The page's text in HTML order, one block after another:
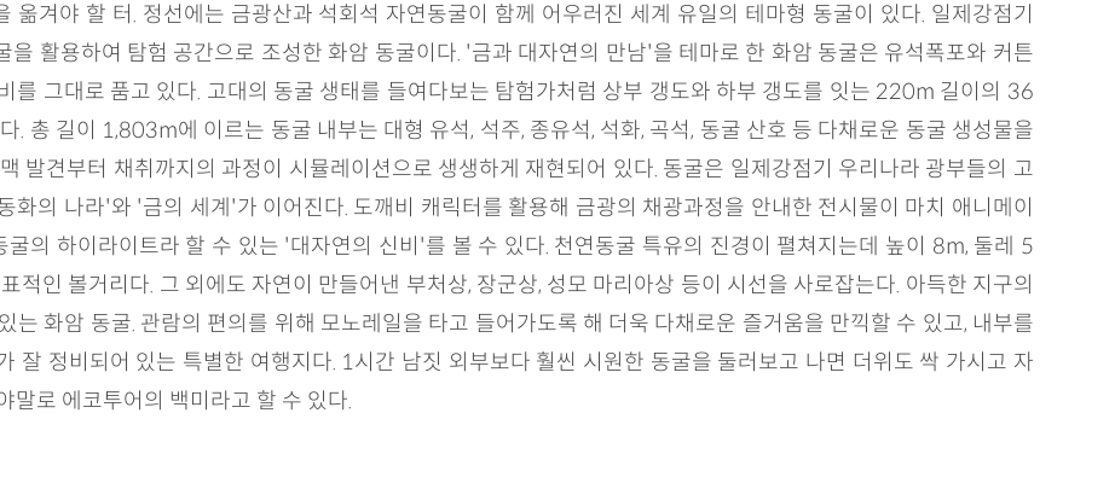
겨야 할 터. 정선에는 금광산과 석회석 자연동굴이 함께 어우러진 세계 유일의 테마형 동굴이 있다. 일제강점기
활용하여 탐험 공간으로 조성한 화암 동굴이다. '금과 대자연의 만남'을 테마로 한 화암 동굴은 유석폭포와 커튼
를 그대로 품고 있다. 고대의 동굴 생태를 들여다보는 탐험가처럼 상부 갱도와 하부 갱도를 잇는 220m 길이의 36
. 총 길이 1,803m에 이르는 동굴 내부는 대형 유석, 석주, 종유석, 석화, 곡석, 동굴 산호 등 다채로운 동굴 생성물을
발견부터 채취까지의 과정이 시뮬레이션으로 생생하게 재현되어 있다. 동굴은 일제강점기 우리나라 광부들의 고
의 나라'와 '금의 세계'가 이어진다. 도깨비 캐릭터를 활용해 금광의 채광과정을 안내한 전시물이 마치 애니메이
의 하이라이트라 할 수 있는 '대자연의 신비'를 볼 수 있다. 천연동굴 특유의 진경이 펼쳐지는데 높이 8m, 둘레 5
인 볼거리다. 그 외에도 자연이 만들어낸 부처상, 장군상, 성모 마리아상 등이 시선을 사로잡는다. 아득한 지구의
는 화암 동굴. 관람의 편의를 위해 모노레일을 타고 들어가도록 해 더욱 다채로운 즐거움을 만끽할 수 있고, 내부를
잘 정비되어 있는 특별한 여행지다. 1시간 남짓 외부보다 훨씬 시원한 동굴을 둘러보고 나면 더위도 싹 가시고 자
말로 에코투어의 백미라고 할 수 있다.